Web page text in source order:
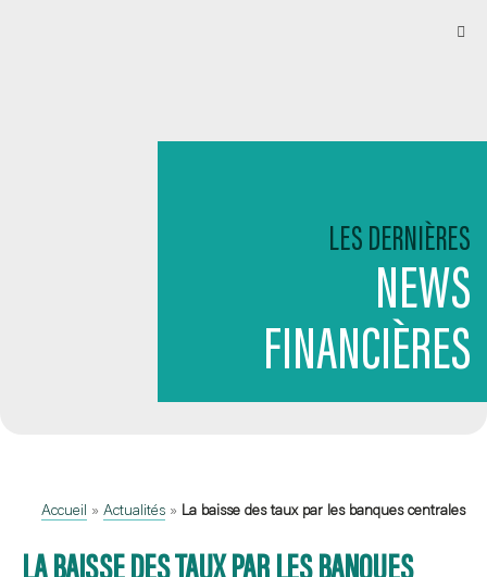
LES DERNIÈRES
NEWS
FINANCIÈRES
Accueil » Actualités » La baisse des taux par les banques centrales
LA BAISSE DES TAUX PAR LES BANQUES